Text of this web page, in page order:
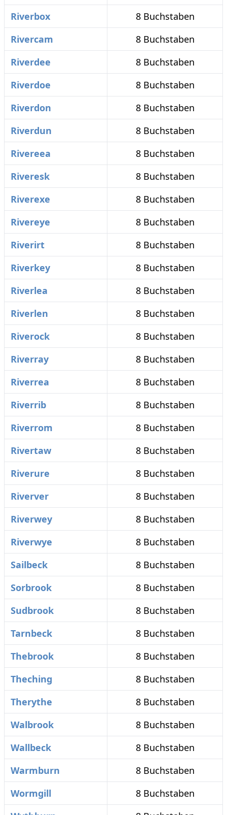
Riverbox
8 Buchstaben
Rivercam
8 Buchstaben
Riverdee
8 Buchstaben
Riverdoe
8 Buchstaben
Riverdon
8 Buchstaben
Riverdun
8 Buchstaben
Rivereea
8 Buchstaben
Riveresk
8 Buchstaben
Riverexe
8 Buchstaben
Rivereye
8 Buchstaben
Riverirt
8 Buchstaben
Riverkey
8 Buchstaben
Riverlea
8 Buchstaben
Riverlen
8 Buchstaben
Riverock
8 Buchstaben
Riverray
8 Buchstaben
Riverrea
8 Buchstaben
Riverrib
8 Buchstaben
Riverrom
8 Buchstaben
Rivertaw
8 Buchstaben
Riverure
8 Buchstaben
Riverver
8 Buchstaben
Riverwey
8 Buchstaben
Riverwye
8 Buchstaben
Sailbeck
8 Buchstaben
Sorbrook
8 Buchstaben
Sudbrook
8 Buchstaben
Tarnbeck
8 Buchstaben
Thebrook
8 Buchstaben
Theching
8 Buchstaben
Therythe
8 Buchstaben
Walbrook
8 Buchstaben
Wallbeck
8 Buchstaben
Warmburn
8 Buchstaben
Wormgill
8 Buchstaben